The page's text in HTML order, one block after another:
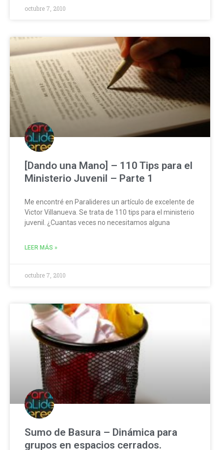
octubre 7, 2010
[Dando una Mano] – 110 Tips para el
Ministerio Juvenil – Parte 1
Me encontré en Paralideres un artículo de excelente de
Victor Villanueva. Se trata de 110 tips para el ministerio
juvenil. ¿Cuantas veces no necesitamos alguna
LEER MÁS »
octubre 7, 2010
Sumo de Basura – Dinámica para
grupos en espacios cerrados.